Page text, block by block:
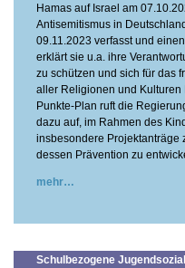
Hamas auf Israel am
Antisemitismus in
09.11.2023 verfasst und
erklärt sie u.a. ihre
zu schützen und sich für das
aller Religionen und Kulturen
Punkte-Plan ruft die
dazu auf, im Rahmen des
insbesondere Projektanträge
dessen Prävention zu
mehr
Schulbezogene